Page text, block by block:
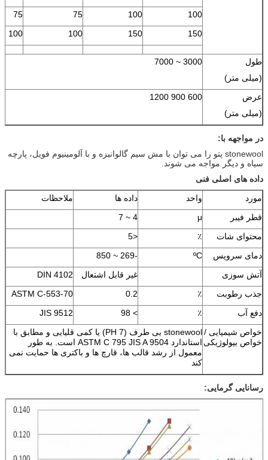
100
100
75
75
150
150
100
100
طول
(میلی متر)
3000 ~ 7000
عرض
(میلی متر)
600 900 1200
در مواجهه با:
stonewool پتو را می توان با مش سیم گالوانیزه و با آلومینیوم فویل، پارچه
سیاه و دیگر مواجه می شوند.
داده های اصلی فنی
مورد
واحد داده ها
ملاحظات
قطر فیبر
μ
4 ~ 7
محتوای شات
٪
<5
دمای سرویس
ºC
-269 ~ 850
آتش سوزی
غیر قابل اشتعال
DIN 4102
جذب رطوبت
٪ 0.2
ASTM C-553-70
دفع آب
٪ > 98
JIS 9512
خواص شیمیایی /
خواص بیولوژیکی
stonewool بی طرف (PH 7) یا کمی قلیایی و مطابق با
استاندارد ASTM C 795 JIS A 9504 است. به طور
معمول از رشد قالب ها، قارچ ها و باکتری ها حمایت نمی
کند
رسانایی گرمایی: